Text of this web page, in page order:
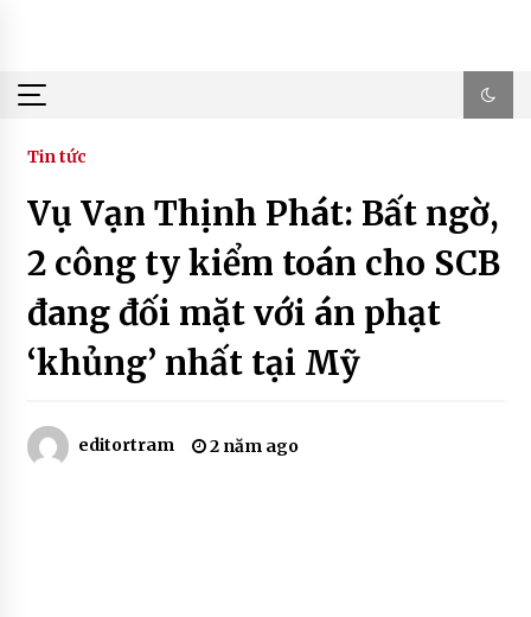
Tin tức
Vụ Vạn Thịnh Phát: Bất ngờ,
2 công ty kiểm toán cho SCB
đang đối mặt với án phạt
‘khủng’ nhất tại Mỹ
editortram 2 năm ago